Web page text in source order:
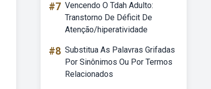
#7 Vencendo O Tdah Adulto:
Transtorno De Déficit De
Atenção/hiperatividade
#8 Substitua As Palavras Grifadas
Por Sinônimos Ou Por Termos
Relacionados